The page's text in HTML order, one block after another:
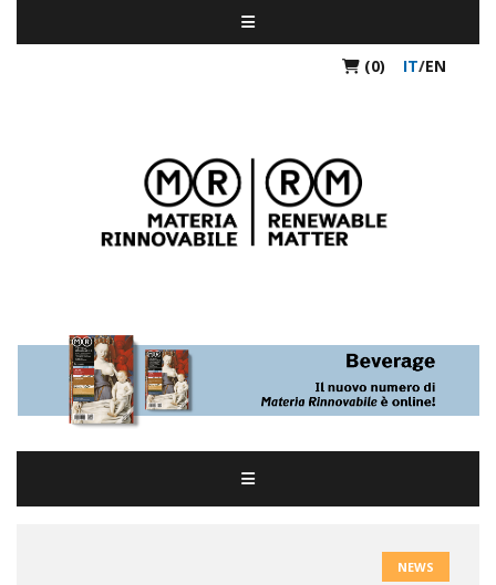
(0) IT/EN
NEWS